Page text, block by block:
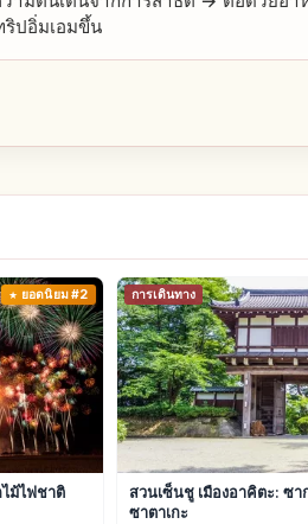
ริปอิ่มเอมขึ้น
ยอดนิยม #2
ม้ไฟชาติ
การเดินทาง
สวนเซ็นชู เมืองอาคิตะ: ซ
ซาตาเกะ